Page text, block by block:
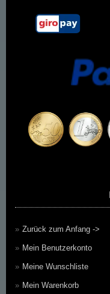
Zurück zum Anfang ->
Mein Benutzerkonto
Meine Wunschliste
Mein Warenkorb